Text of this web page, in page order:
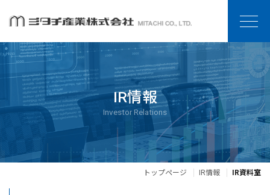
IR情報
Investor Relations
トップページ IR情報 IR資料室